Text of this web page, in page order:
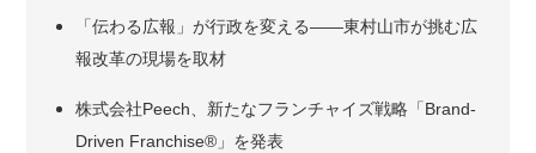
「伝わる広報」が行政を変える――東村山市が挑む広
報改革の現場を取材
株式会社Peech、新たなフランチャイズ戦略「Brand-
Driven Franchise®」を発表